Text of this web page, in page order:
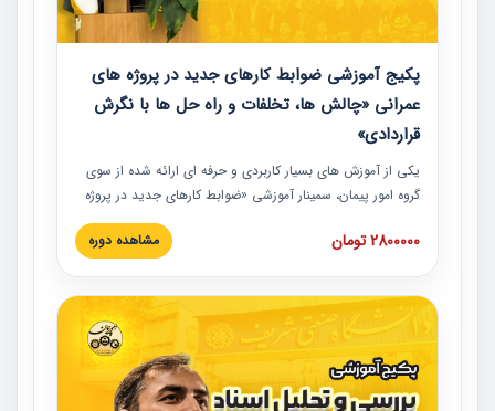
پکیج آموزشی ضوابط کارهای جدید در پروژه های
عمرانی «چالش ها، تخلفات و راه حل ها با نگرش
قراردادی»
یکی از آموزش‏‏‏‏‏‏ های بسیار کاربردی و حرفه‏ ای ارائه شده از سوی
گروه امور پیمان، سمینار آموزشی «ضوابط کارهای جدید در پروژه
های عمرانی» چالش ها، تخلفات و راه حل ها با نگرش قراردادی
است که در محل سندیکای شرکت های ساختمانی کشور ارائه شد.
مدارک پیمان به همراه تجربیات عملی ارائه شده است.
2800000 تومان مشاهده دوره